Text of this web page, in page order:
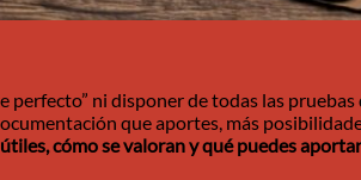
ni disponer de todas las
que aportes, más
cómo se valoran y qué puedes